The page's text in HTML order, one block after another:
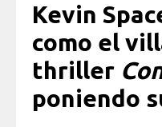
Kevin
como el
thriller
poniendo